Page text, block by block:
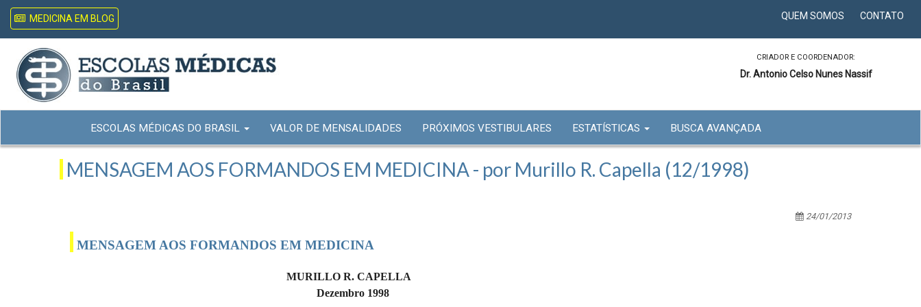
MEDICINA EM BLOG QUEM SOMOS CONTATO
CRIADOR E COORDENADOR:
Dr. Antonio Celso Nunes Nassif
ESCOLAS MÉDICAS DO BRASIL VALOR DE MENSALIDADES PRÓXIMOS VESTIBULARES ESTATÍSTICAS BUSCA AVANÇADA
MENSAGEM AOS FORMANDOS EM MEDICINA - por Murillo R. Capella (12/1998)
24/01/2013
MENSAGEM AOS FORMANDOS EM MEDICINA
MURILLO R. CAPELLA
Dezembro 1998